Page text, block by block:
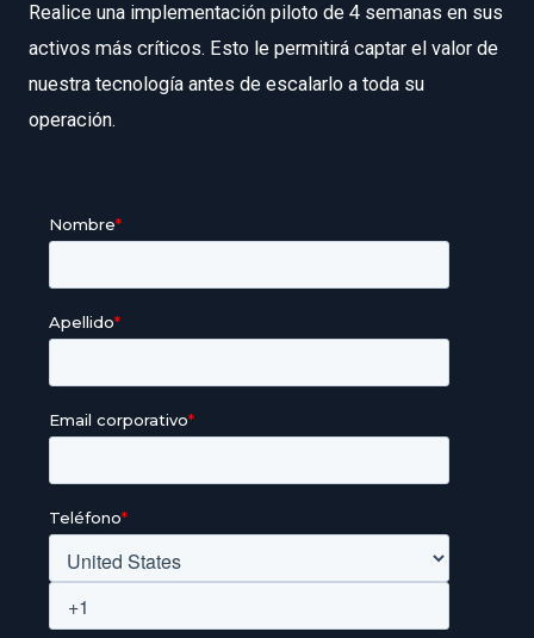
Realice una implementación piloto de 4 semanas en sus
activos más críticos. Esto le permitirá captar el valor de
nuestra tecnología antes de escalarlo a toda su
operación.